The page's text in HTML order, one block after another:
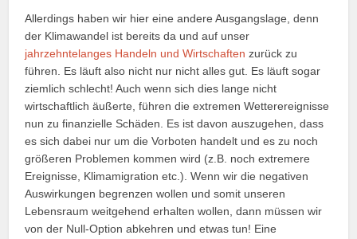
Allerdings haben wir hier eine andere Ausgangslage, denn
der Klimawandel ist bereits da und auf unser
jahrzehntelanges Handeln und Wirtschaften zurück zu
führen. Es läuft also nicht nur nicht alles gut. Es läuft sogar
ziemlich schlecht! Auch wenn sich dies lange nicht
wirtschaftlich äußerte, führen die extremen Wetterereignisse
nun zu finanzielle Schäden. Es ist davon auszugehen, dass
es sich dabei nur um die Vorboten handelt und es zu noch
größeren Problemen kommen wird (z.B. noch extremere
Ereignisse, Klimamigration etc.). Wenn wir die negativen
Auswirkungen begrenzen wollen und somit unseren
Lebensraum weitgehend erhalten wollen, dann müssen wir
von der Null-Option abkehren und etwas tun! Eine